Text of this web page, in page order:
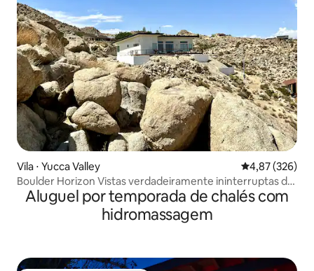
Vila ⋅ Yucca Valley 4,87 de uma
4,87 (326)
Boulder Horizon Vistas verdadeiramente ininterruptas de
180 graus
Aluguel por temporada de chalés com
hidromassagem